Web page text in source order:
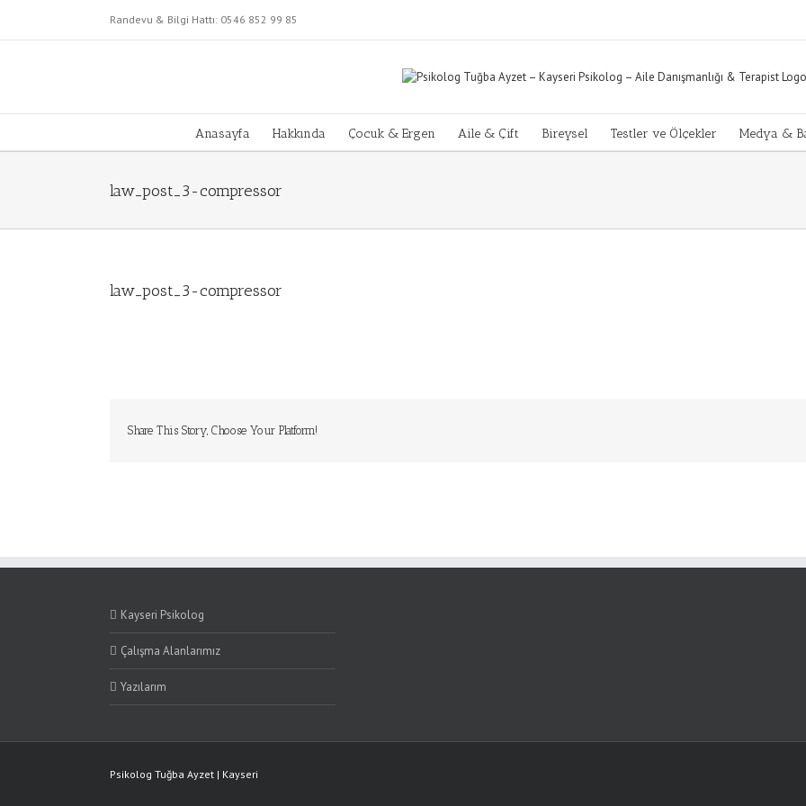
content
Randevu & Bilgi Hattı: 0546 852 99 85
Anasayfa Hakkında Çocuk & Ergen Aile & Çift Bireysel Testler ve Ölçekler Medya &
law_post_3-compressor
law_post_3-compressor
Share This Story, Choose Your Platform!
Kayseri Psikolog
Çalışma Alanlarımız
Yazılarım
Psikolog Tuğba Ayzet | Kayseri